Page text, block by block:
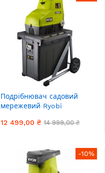
Подрібнювач садовий
мережевий Ryobi
55л фреза 21кг
12 499,00 ₴ 14 999,00 ₴
-10%